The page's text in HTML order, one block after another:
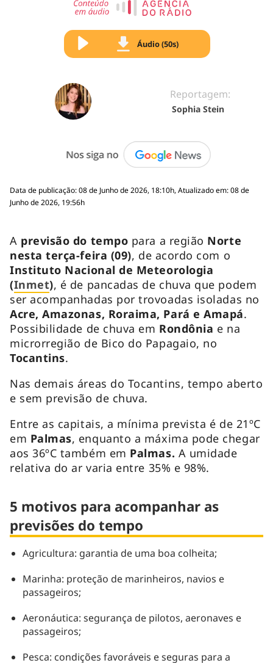
Áudio (50s)
Reportagem:
Sophia Stein
Data de publicação: 08 de Junho de 2026, 18:10h, Atualizado em: 08 de
Junho de 2026, 19:56h
A previsão do tempo para a região Norte
nesta terça-feira (09), de acordo com o
Instituto Nacional de Meteorologia
(Inmet), é de pancadas de chuva que podem
ser acompanhadas por trovoadas isoladas no
Acre, Amazonas, Roraima, Pará e Amapá.
Possibilidade de chuva em Rondônia e na
microrregião de Bico do Papagaio, no
Tocantins.
Nas demais áreas do Tocantins, tempo aberto
e sem previsão de chuva.
Entre as capitais, a mínima prevista é de 21ºC
em Palmas, enquanto a máxima pode chegar
aos 36ºC também em Palmas. A umidade
relativa do ar varia entre 35% e 98%.
5 motivos para acompanhar as
previsões do tempo
Agricultura: garantia de uma boa colheita;
Marinha: proteção de marinheiros, navios e
passageiros;
Aeronáutica: segurança de pilotos, aeronaves e
passageiros;
Pesca: condições favoráveis e seguras para a